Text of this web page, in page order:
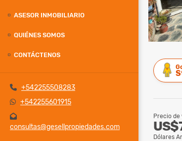
ASESOR INMOBILIARIO
QUIÉNES SOMOS
CONTÁCTENOS
+542255508283
+542255601915
consultas@gesellpropiedades.com
Precio de
Dólares